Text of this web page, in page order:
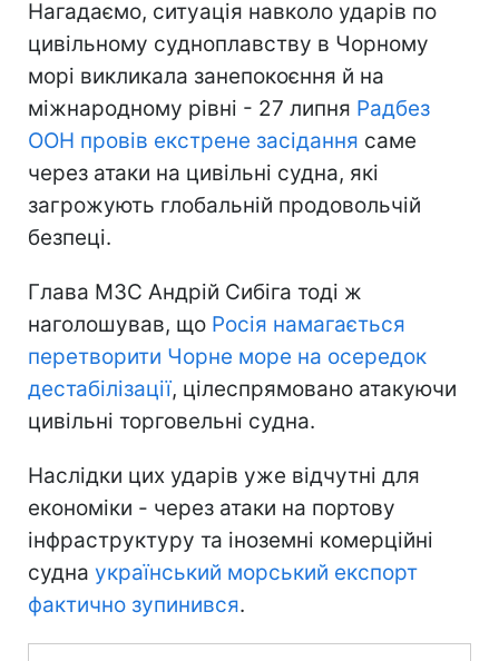
Нагадаємо, ситуація навколо ударів по
цивільному судноплавству в Чорному
морі викликала занепокоєння й на
міжнародному рівні - 27 липня Радбез
ООН провів екстрене засідання саме
через атаки на цивільні судна, які
загрожують глобальній продовольчій
безпеці.
Глава МЗС Андрій Сибіга тоді ж
наголошував, що Росія намагається
перетворити Чорне море на осередок
дестабілізації, цілеспрямовано атакуючи
цивільні торговельні судна.
Наслідки цих ударів уже відчутні для
економіки - через атаки на портову
інфраструктуру та іноземні комерційні
судна український морський експорт
фактично зупинився.